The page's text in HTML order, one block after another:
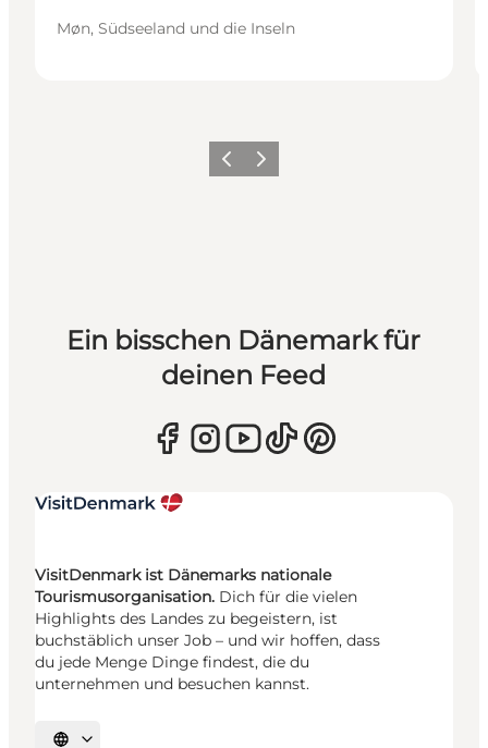
Møn, Südseeland und die Inseln
ZurückWeiter
Ein bisschen Dänemark für
deinen Feed
VisitDenmark ist Dänemarks nationale
Tourismusorganisation. Dich für die vielen
Highlights des Landes zu begeistern, ist
buchstäblich unser Job – und wir hoffen, dass
du jede Menge Dinge findest, die du
unternehmen und besuchen kannst.